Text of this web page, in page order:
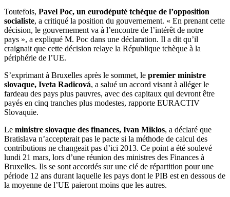
Toutefois, Pavel Poc, un eurodéputé tchèque de l’opposition
socialiste, a critiqué la position du gouvernement. « En prenant cette
décision, le gouvernement va à l’encontre de l’intérêt de notre
pays », a expliqué M. Poc dans une déclaration. Il a dit qu’il
craignait que cette décision relaye la République tchèque à la
périphérie de l’UE.
S’exprimant à Bruxelles après le sommet, le premier ministre
slovaque, Iveta Radicová, a salué un accord visant à alléger le
fardeau des pays plus pauvres, avec des capitaux qui devront être
payés en cinq tranches plus modestes, rapporte EURACTIV
Slovaquie.
Le ministre slovaque des finances, Ivan Miklos, a déclaré que
Bratislava n’accepterait pas le pacte si la méthode de calcul des
contributions ne changeait pas d’ici 2013. Ce point a été soulevé
lundi 21 mars, lors d’une réunion des ministres des Finances à
Bruxelles. Ils se sont accordés sur une clé de répartition pour une
période 12 ans durant laquelle les pays dont le PIB est en dessous de
la moyenne de l’UE paieront moins que les autres.